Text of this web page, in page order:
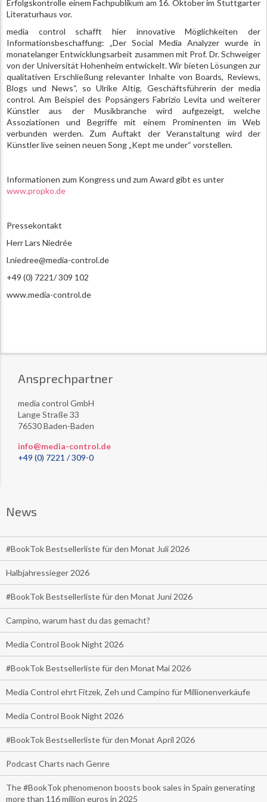
Erfolgskontrolle einem Fachpublikum am 16. Oktober im Stuttgarter
Literaturhaus vor.
media control schafft hier innovative Möglichkeiten der
Informationsbeschaffung: „Der Social Media Analyzer wurde in
monatelanger Entwicklungsarbeit zusammen mit Prof. Dr. Schweiger
von der Universität Hohenheim entwickelt. Wir bieten Lösungen zur
qualitativen Erschließung relevanter Inhalte von Boards, Reviews,
Blogs und News“, so Ulrike Altig, Geschäftsführerin der media
control. Am Beispiel des Popsängers Fabrizio Levita und weiterer
Künstler aus der Musikbranche wird aufgezeigt, welche
Assoziationen und Begriffe mit einem Prominenten im Web
verbunden werden. Zum Auftakt der Veranstaltung wird der
Künstler live seinen neuen Song „Kept me under“ vorstellen.
Informationen zum Kongress und zum Award gibt es unter
www.propko.de
Pressekontakt
Herr Lars Niedrée
l.niedree@media-control.de
+49 (0) 7221/ 309 102
www.media-control.de
Ansprechpartner
media control GmbH
Lange Straße 33
76530 Baden-Baden
info@media-control.de
+49 (0) 7221 / 309-0
News
#BookTok Bestsellerliste für den Monat Juli 2026
Halbjahressieger 2026
#BookTok Bestsellerliste für den Monat Juni 2026
Campino, warum hast du das gemacht?
Media Control Book Night 2026
#BookTok Bestsellerliste für den Monat Mai 2026
Media Control ehrt Fitzek, Zeh und Campino für Millionenverkäufe
Media Control Book Night 2026
#BookTok Bestsellerliste für den Monat April 2026
Podcast Charts nach Genre
The #BookTok phenomenon boosts book sales in Spain generating
more than 116 million euros in 2025